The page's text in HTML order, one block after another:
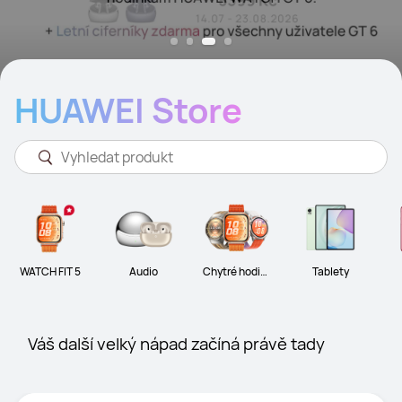
HUAWEI Store
WATCH FIT 5 Audio
Chytré hodink
Tablety
Váš další velký nápad začíná právě tady